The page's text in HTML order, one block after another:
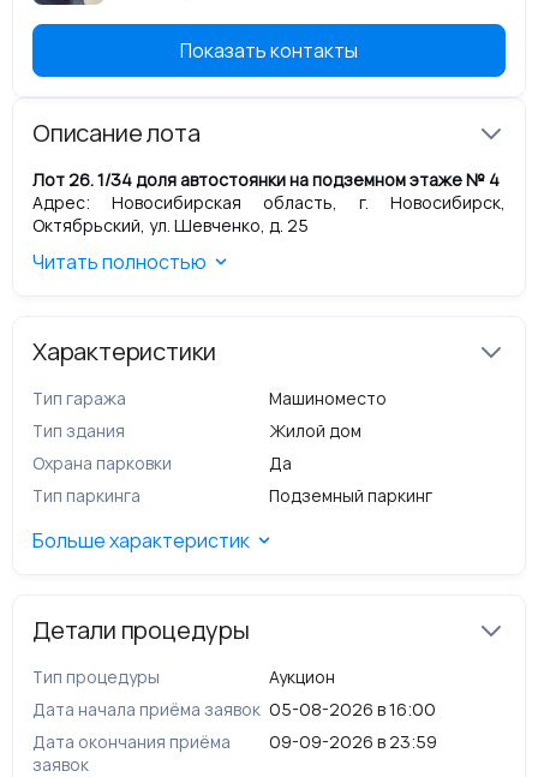
Показать контакты
Описание лота
Лот 26. 1/34 доля автостоянки на подземном этаже № 4
Адрес: Новосибирская область, г. Новосибирск,
Октябрьский, ул. Шевченко, д. 25
Номер машиноместа: М/М 413
Номер, тип этажа, на котором расположено
помещение, машиноместо: Подземный этаж № 4
пределах которых расположен объект
недвижимости:
54:35:073005:598
Запись о регистрации права собственности: Общая
долевая собственность, №
54/163/2026-23 от 27.05.2026
Читать полностью
Характеристики
Тип гаража
Машиноместо
Тип здания
Жилой дом
Охрана парковки
Да
Тип паркинга
Подземный паркинг
Больше характеристик
Детали процедуры
Тип процедуры
Аукцион
Дата начала приёма заявок 05-08-2026 в 16:00
Дата окончания приёма
заявок
09-09-2026 в 23:59